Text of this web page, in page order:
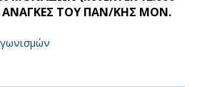
ΑΝΑΓΚΕΣ ΤΟΥ ΠΑΝ/ΚΗΣ ΜΟΝ.